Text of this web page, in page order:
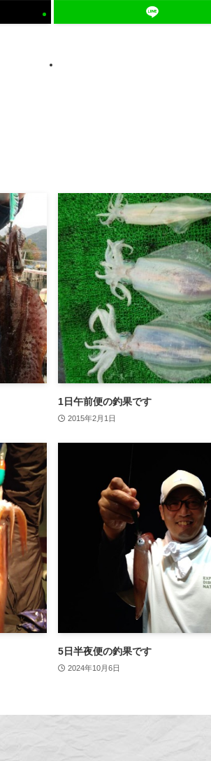
1日午前便の釣果です
2015年2月1日
5日半夜便の釣果です
2024年10月6日